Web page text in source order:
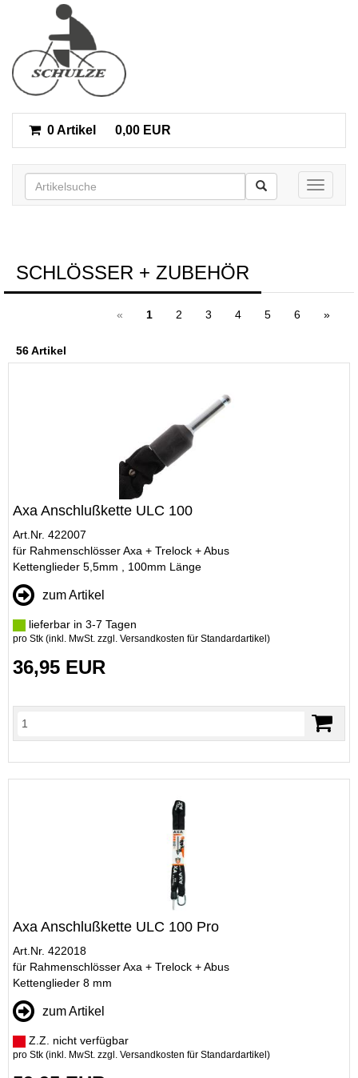
0 Artikel 0,00 EUR
Toggle
SCHLÖSSER + ZUBEHÖR
« 1 2 3 4 5 6 »
56 Artikel
Axa Anschlußkette ULC 100
Art.Nr. 422007
für Rahmenschlösser Axa + Trelock + Abus
Kettenglieder 5,5mm , 100mm Länge
zum Artikel
lieferbar in 3-7 Tagen
pro Stk (inkl. MwSt. zzgl. Versandkosten für Standardartikel )
36,95 EUR
Axa Anschlußkette ULC 100 Pro
Art.Nr. 422018
für Rahmenschlösser Axa + Trelock + Abus
Kettenglieder 8 mm
zum Artikel
Z.Z. nicht verfügbar
pro Stk (inkl. MwSt. zzgl. Versandkosten für Standardartikel )